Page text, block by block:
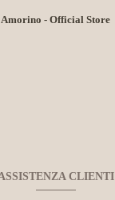
Amorino - Official Store
CLIENTI